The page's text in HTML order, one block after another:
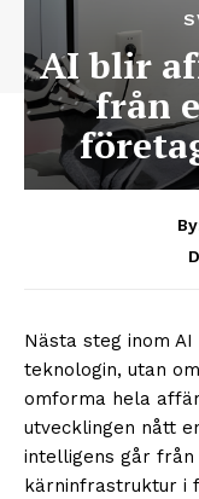
AI blir
från
Nästa steg inom
teknologin, utan
omforma hela
utvecklingen nått
intelligens går
kärninfrastruktur i